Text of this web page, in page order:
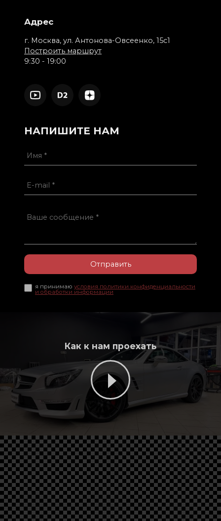
Адрес
г. Москва, ул. Антонова-Овсеенко, 15с1
Построить маршрут
9:30 - 19:00
НАПИШИТЕ НАМ
Отправить
я принимаю условия политики конфиденциальности
и обработки информации
Как к нам проехать